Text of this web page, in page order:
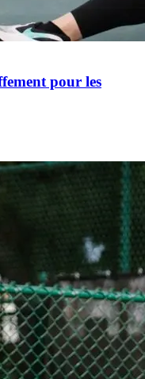
pour les